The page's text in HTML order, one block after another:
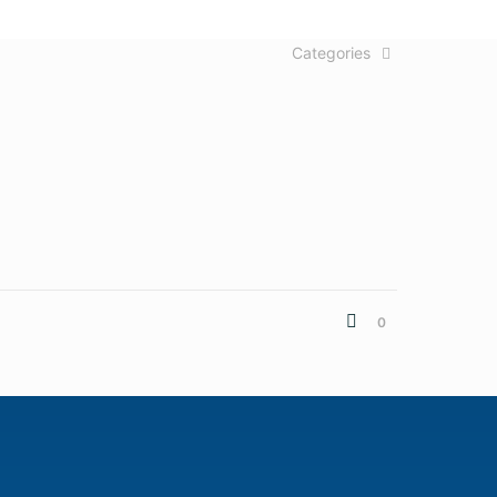
Categories
0